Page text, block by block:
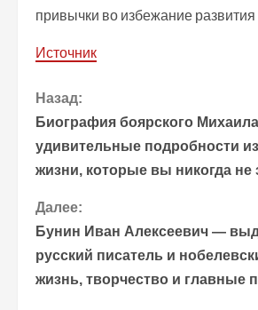
привычки во избежание
Источник
П
р
о
д
о
л
Назад:
Биография боярского
удивительные подробности
жизни, которые вы никогда не
Далее:
Бунин Иван Алексеевич —
русский писатель и
жизнь, творчество и главные